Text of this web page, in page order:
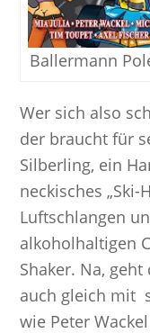
Ballermann
Wer sich also
der braucht für
Silberling, ein
neckisches „Ski-
Luftschlangen
alkoholhaltigen
Shaker. Na, geht
auch gleich mit
wie Peter